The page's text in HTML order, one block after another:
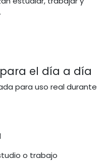
el día a día
para uso real durante
o trabajo